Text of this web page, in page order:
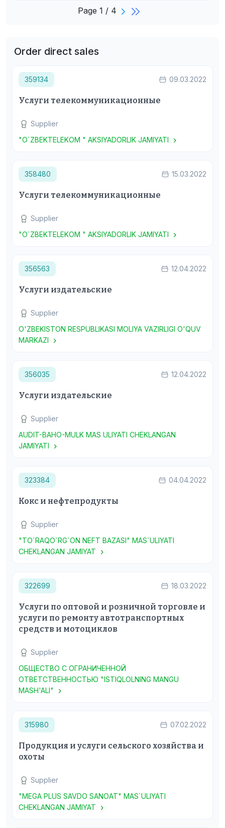
Page 1 / 4
Order direct sales
359134 09.03.2022
Услуги телекоммуникационные
Supplier
"O`ZBEKTELEKOM " AKSIYADORLIK JAMIYATI
358480 15.03.2022
Услуги телекоммуникационные
Supplier
"O`ZBEKTELEKOM " AKSIYADORLIK JAMIYATI
356563 12.04.2022
Услуги издательские
Supplier
O'ZBEKISTON RESPUBLIKASI MOLIYA VAZIRLIGI O'QUV
MARKAZI
356035 12.04.2022
Услуги издательские
Supplier
AUDIT-BAHO-MULK MAS ULIYATI CHEKLANGAN
JAMIYATI
323384 04.04.2022
Кокс и нефтепродукты
Supplier
"TO`RAQO`RG`ON NEFT BAZASI" MAS`ULIYATI
CHEKLANGAN JAMIYAT
322699 18.03.2022
Услуги по оптовой и розничной торговле и
услуги по ремонту автотранспортных
средств и мотоциклов
Supplier
ОБЩЕСТВО С ОГРАНИЧЕННОЙ
ОТВЕТСТВЕННОСТЬЮ "ISTIQLOLNING MANGU
MASH'ALI"
315980 07.02.2022
Продукция и услуги сельского хозяйства и
охоты
Supplier
"MEGA PLUS SAVDO SANOAT" MAS`ULIYATI
CHEKLANGAN JAMIYAT